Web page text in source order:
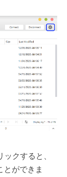
クすると、
とができま